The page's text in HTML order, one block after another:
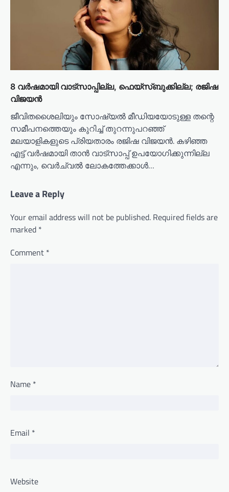
8 വര്‍ഷമായി വാട്സാപ്പില്ല, ഫെയ്സ്ബുക്കില്ല; രജിഷ
വിജയൻ
ജീവിതശൈലിയും സോഷ്യൽ മീഡിയയോടുള്ള തന്റെ
സമീപനത്തെയും കുറിച്ച് തുറന്നുപറഞ്ഞ്
മലയാളികളുടെ പ്രിയതാരം രജിഷ വിജയൻ. കഴിഞ്ഞ
എട്ട് വർഷമായി താൻ വാട്‌സാപ്പ് ഉപയോഗിക്കുന്നില്ല
എന്നും, വെർച്വൽ ലോകത്തേക്കാൾ…
Leave a Reply
Your email address will not be published. Required fields are
marked *
Comment *
Name *
Email *
Website